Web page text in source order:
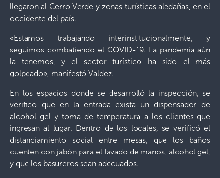
llegaron al Cerro Verde y zonas turísticas aledañas, en el
occidente del país.
«Estamos trabajando interinstitucionalmente, y
seguimos combatiendo el COVID-19. La pandemia aún
la tenemos, y el sector turístico ha sido el más
golpeado», manifestó Valdez.
En los espacios donde se desarrolló la inspección, se
verificó que en la entrada exista un dispensador de
alcohol gel y toma de temperatura a los clientes que
ingresan al lugar. Dentro de los locales, se verificó el
distanciamiento social entre mesas, que los baños
cuenten con jabón para el lavado de manos, alcohol gel,
y que los basureros sean adecuados.